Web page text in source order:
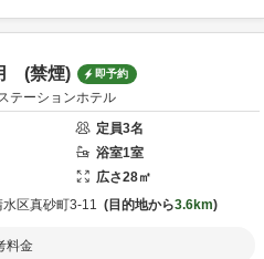
(禁煙) 即予約
テーションホテル
定員3名
浴室1室
広さ28㎡
水区真砂町3-11 目的地から3.6km
料金